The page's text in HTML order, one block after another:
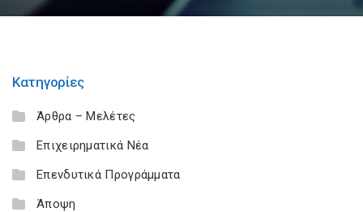
Κατηγορίες
Άρθρα – Μελέτες
Επιχειρηματικά Νέα
Επενδυτικά Προγράμματα
Άποψη